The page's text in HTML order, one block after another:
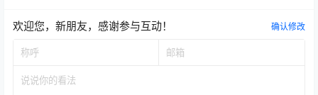
欢迎您，新朋友，感谢参与互动！ 确认修改